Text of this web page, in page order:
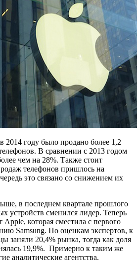
2014 году было продано более 1,2
В сравнении с 2013 годом
чем на 28%. Также стоит
телефонов пришлось на
это связано со снижением их
в последнем квартале прошлого
устройств сменился лидер. Теперь
которая сместила с первого
Samsung. По оценкам экспертов, к
заняли 20,4% рынка, тогда как доля
19,9%. Примерно к таким же
аналитические агентства.